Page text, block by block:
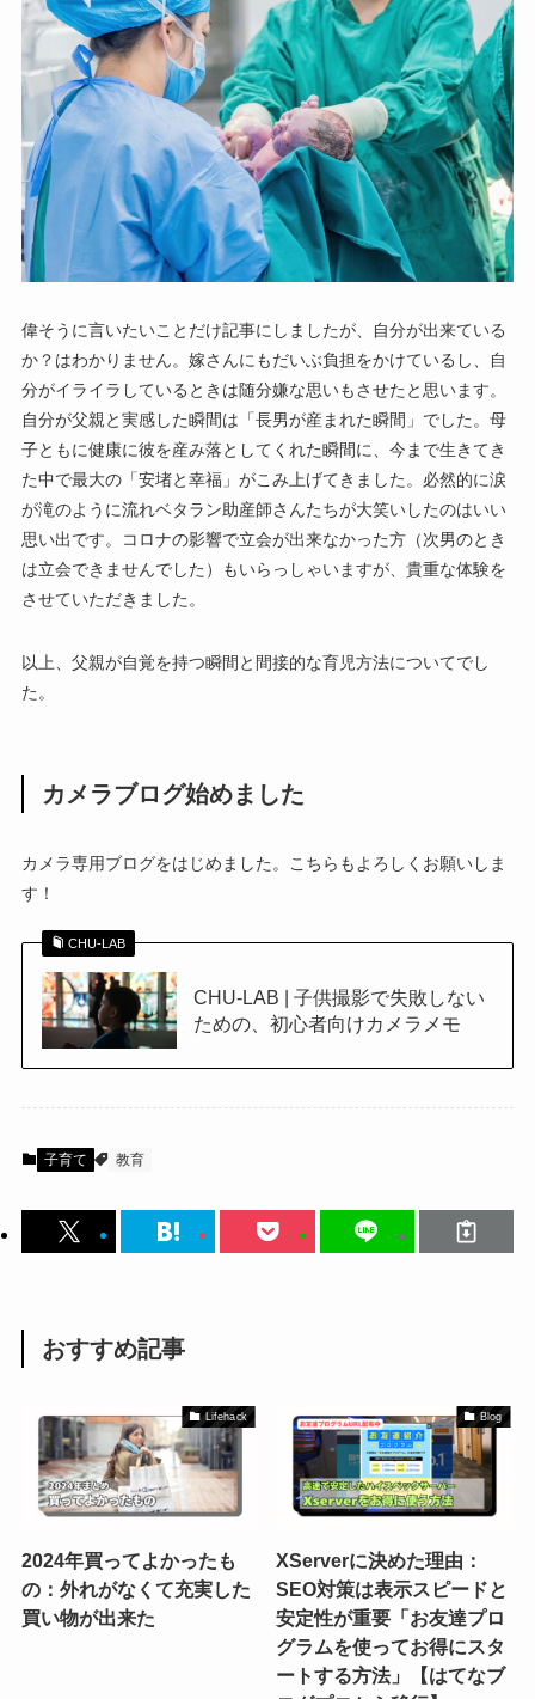
偉そうに言いたいことだけ記事にしましたが、自分が出来ている
か？はわかりません。嫁さんにもだいぶ負担をかけているし、自
分がイライラしているときは随分嫌な思いもさせたと思います。
自分が父親と実感した瞬間は「長男が産まれた瞬間」でした。母
子ともに健康に彼を産み落としてくれた瞬間に、今まで生きてき
た中で最大の「安堵と幸福」がこみ上げてきました。必然的に涙
が滝のように流れベタラン助産師さんたちが大笑いしたのはいい
思い出です。コロナの影響で立会が出来なかった方（次男のとき
は立会できませんでした）もいらっしゃいますが、貴重な体験を
させていただきました。
以上、父親が自覚を持つ瞬間と間接的な育児方法についてでし
た。
カメラブログ始めました
カメラ専用ブログをはじめました。こちらもよろしくお願いしま
す！
CHU-LAB
CHU-LAB | 子供撮影で失敗しない
ための、初心者向けカメラメモ
子育て 教育
おすすめ記事
Lifehack
2024年買ってよかったも
の：外れがなくて充実した
買い物が出来た
Blog
XServerに決めた理由：
SEO対策は表示スピードと
安定性が重要「お友達プロ
グラムを使ってお得にスタ
ートする方法」【はてなブ